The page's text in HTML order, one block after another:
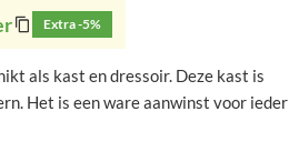
Extra -5%
als kast en dressoir. Deze kast is
Het is een ware aanwinst voor ieder